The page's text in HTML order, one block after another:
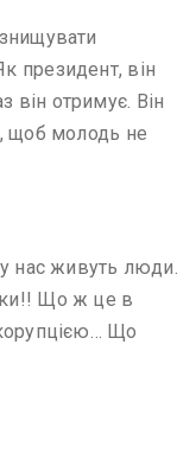
президент, він
він отримує. Він
щоб молодь не
нас живуть люди.
Що ж це в
Що